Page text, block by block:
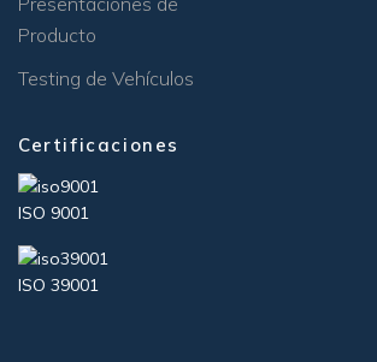
Producto
Testing de Vehículos
Certificaciones
ISO 9001
ISO 39001